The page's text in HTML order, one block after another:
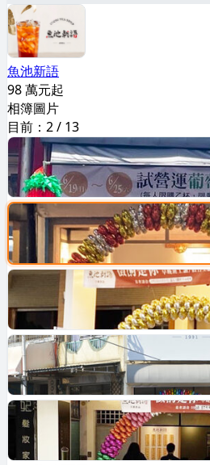
魚池新語
98 萬元起
相簿圖片
目前： 2/ 13